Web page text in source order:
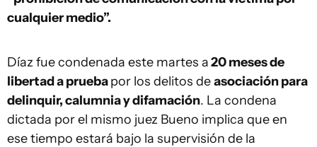
cualquier medio”.
Díaz fue condenada este martes a20 meses de
libertad a pruebapor los delitos deasociación para
delinquir, calumnia y difamación. La condena
dictada por el mismo juez Bueno implica que en
ese tiempo estará bajo la supervisión de la